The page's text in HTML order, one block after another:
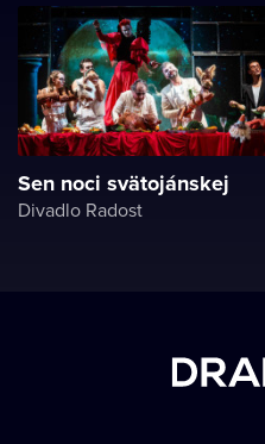
Sen noci svätojánskej
Divadlo Radost